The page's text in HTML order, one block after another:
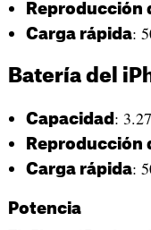
Reproducción
Carga rápida:
Batería del
Capacidad :
Reproducción
Carga rápida:
Potencia